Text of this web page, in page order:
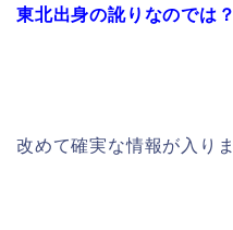
東北出身の訛りなのでは？
改めて確実な情報が入り